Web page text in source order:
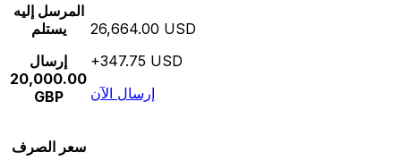
المرسل إليه
يستلم
إرسال
20,000.00
GBP
26,664.00 USD
+347.75 USD
إرسال الآن
سعر الصرف